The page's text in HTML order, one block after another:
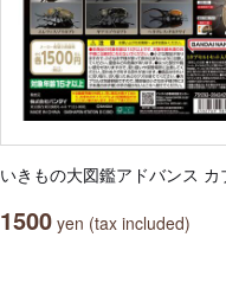
いきもの大図鑑アドバンス
1500 yen (tax included)